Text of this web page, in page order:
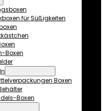
für Süßigkeiten
Boxen
Boxen
Boxen